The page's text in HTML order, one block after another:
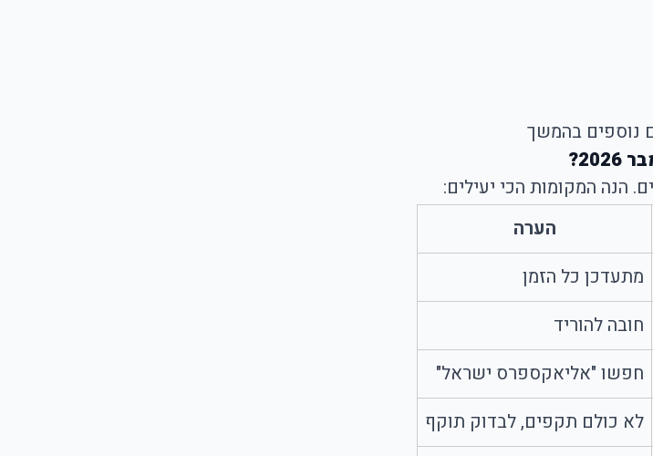
נוספים בהמשך
הנה המקומות הכי יעילים:
הערה
מתעדכן כל הזמן
חובה להוריד
חפשו "אליאקספרס ישראל"
לא כולם תקפים, לבדוק תוקף